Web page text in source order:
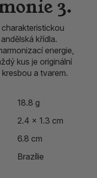
3.
křídla.
energie,
kus je originální
a tvarem.
18.8 g
2.4 x 1.3 cm
6.8 cm
Brazílie